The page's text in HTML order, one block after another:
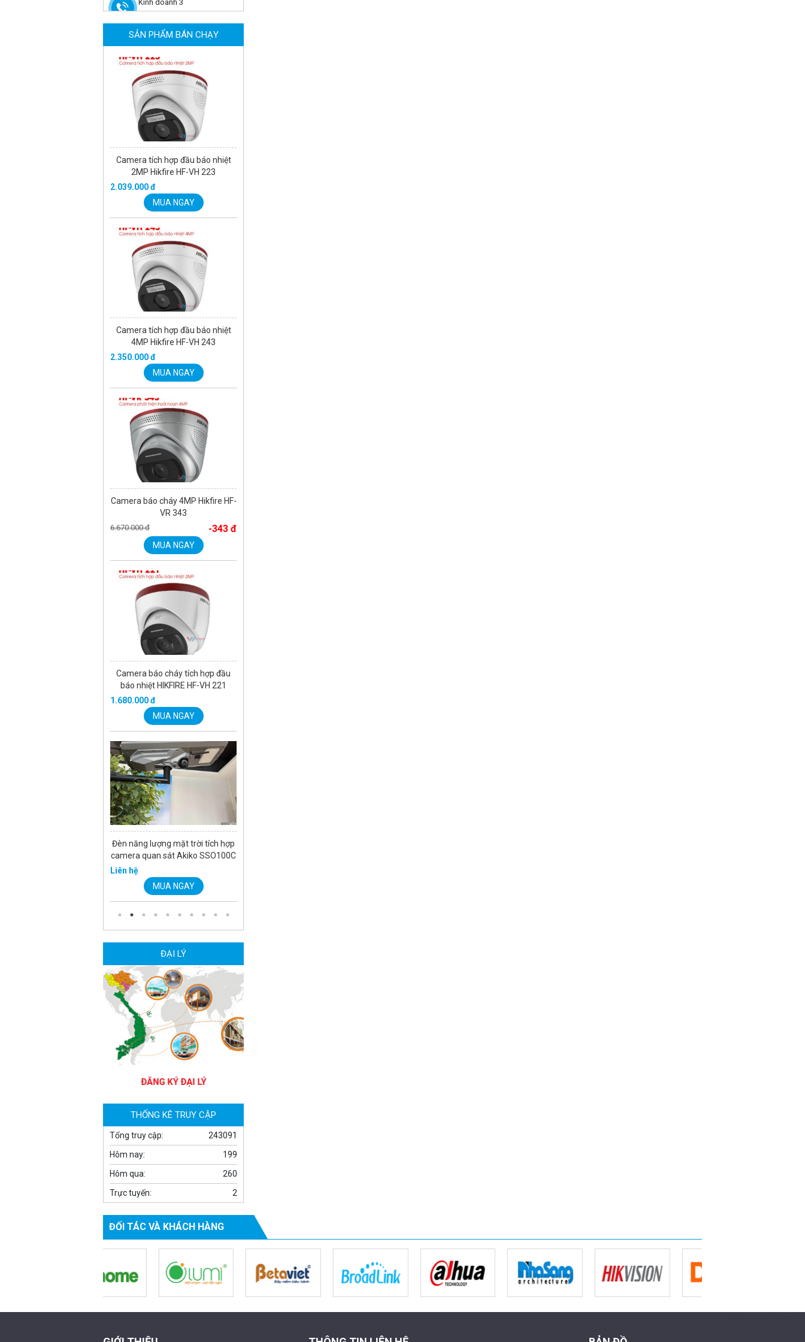
Kinh doanh 3
SẢN PHẨM BÁN CHẠY
MUA NGAY
Camera tích hợp đầu báo nhiệt
2MP Hikfire HF-VH 223
2.039.000 đ
MUA NGAY
Camera tích hợp đầu báo nhiệt
4MP Hikfire HF-VH 243
2.350.000 đ
MUA NGAY
Camera báo cháy 4MP Hikfire HF-
VR 343
6.670.000 đ -343 đ
MUA NGAY
Camera báo cháy tích hợp đầu
báo nhiệt HIKFIRE HF-VH 221
1.680.000 đ
MUA NGAY
Đèn năng lượng mặt trời tích hợp
camera quan sát Akiko SSO100C
Liên hệ
MUA NGAY
Camera Wifi thông minh EZVIZ
H6c Pro 3M 2K Tặng thẻ 64G
560.000 đ
MUA NGAY
Camera WiFi quay quét thông
minh 2MP EZVIZ H8C
909.000 đ
MUA NGAY
ĐẠI LÝ
THỐNG KÊ TRUY CẬP
243091
Tổng truy cập:
199
Hôm nay:
260
Hôm qua:
2
Trực tuyến:
ĐỐI TÁC VÀ KHÁCH HÀNG